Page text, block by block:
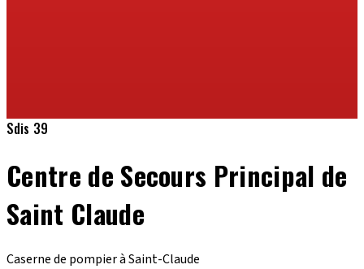
Sdis 39
Centre de Secours Principal de
Saint Claude
Caserne de pompier à Saint-Claude